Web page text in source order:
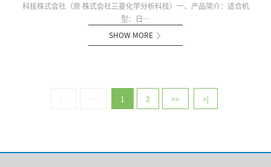
科技株式会社（原 株式会社三菱化学分析科技）一、产品简介：适合机
型：日…
SHOW MORE 
1 2 >> >|